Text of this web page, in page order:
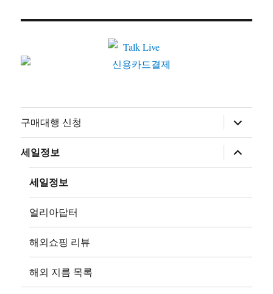
구매대행 신청
위
메
뉴
확
장
세일정보
위
메
장
세일정보
얼리아답터
해외쇼핑 리뷰
해외 지름 목록